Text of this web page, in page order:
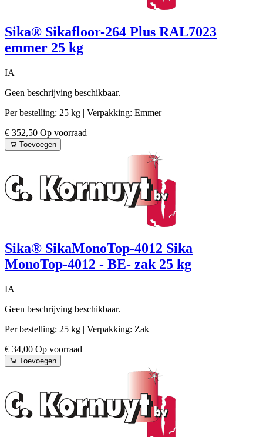
Sika® Sikafloor-264 Plus RAL7023
emmer 25 kg
IA
Geen beschrijving beschikbaar.
Per bestelling: 25 kg | Verpakking: Emmer
€ 352,50 Op voorraad
Toevoegen
Sika® SikaMonoTop-4012 Sika
MonoTop-4012 - BE- zak 25 kg
IA
Geen beschrijving beschikbaar.
Per bestelling: 25 kg | Verpakking: Zak
€ 34,00 Op voorraad
Toevoegen